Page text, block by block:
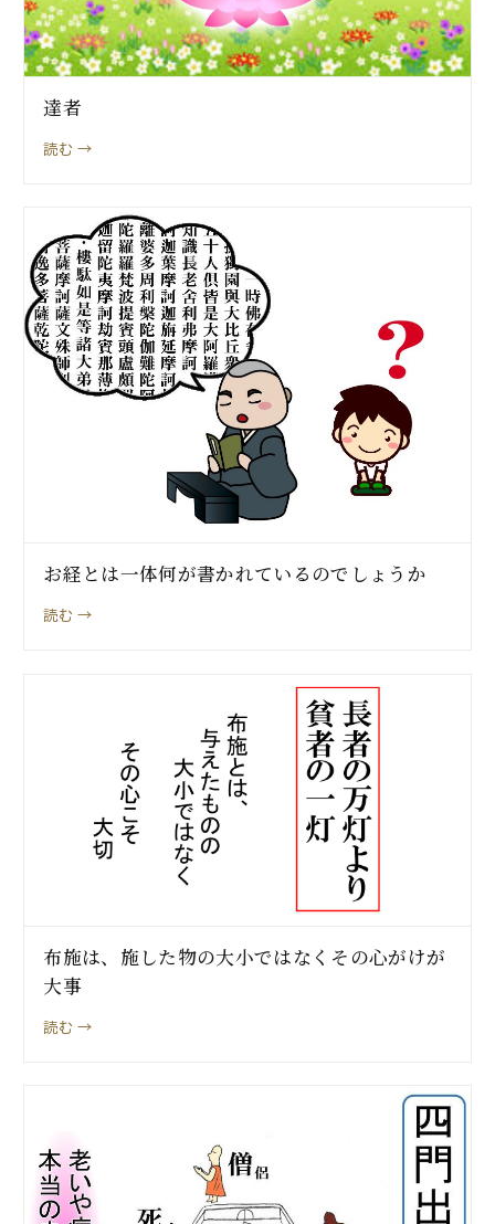
達者
読む →
お経とは一体何が書かれているのでしょうか
読む →
布施は、施した物の大小ではなくその心がけが
大事
読む →